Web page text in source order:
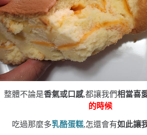
整體不論是香氣或口感,都讓我們相當喜
的時候
吃過那麼多乳酪蛋糕,怎還會有如此讓